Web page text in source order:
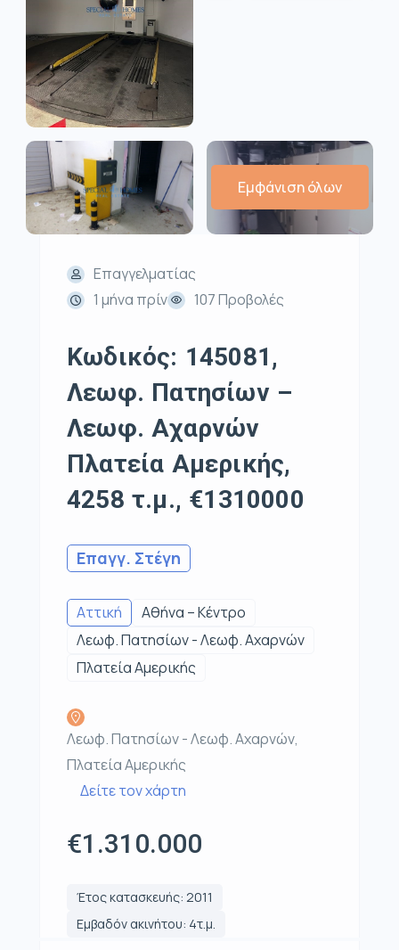
Εμφάνιση όλων
Επαγγελματίας
1 μήνα πρίν
107 Προβολές
Κωδικός: 145081,
Λεωφ. Πατησίων –
Λεωφ. Αχαρνών
Πλατεία Αμερικής,
4258 τ.μ., €1310000
Επαγγ. Στέγη
Αττική
Αθήνα – Κέντρο
Λεωφ. Πατησίων - Λεωφ. Αχαρνών
Πλατεία Αμερικής
Λεωφ. Πατησίων - Λεωφ. Αχαρνών,
Πλατεία Αμερικής
Δείτε τον χάρτη
€1.310.000
Έτος κατασκευής: 2011
Εμβαδόν ακινήτου: 4τ.μ.